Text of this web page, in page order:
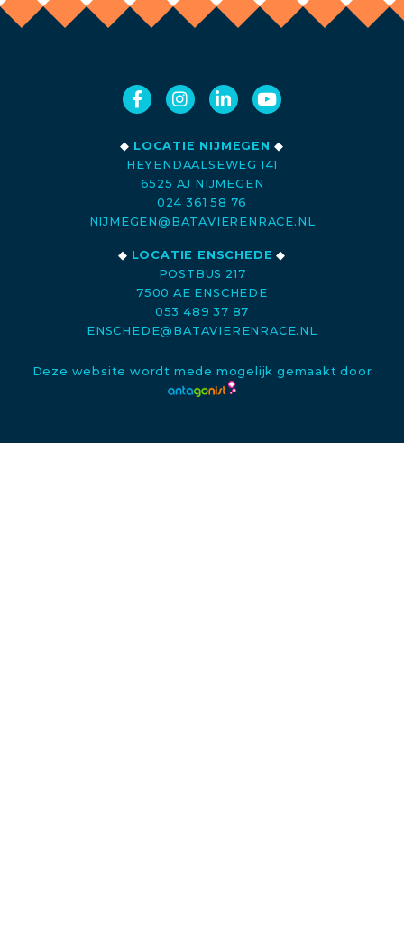
◆ LOCATIE NIJMEGEN ◆
HEYENDAALSEWEG 141
6525 AJ NIJMEGEN
024 361 58 76
NIJMEGEN@BATAVIERENRACE.NL
◆ LOCATIE ENSCHEDE ◆
POSTBUS 217
7500 AE ENSCHEDE
053 489 37 87
ENSCHEDE@BATAVIERENRACE.NL
Deze website wordt mede mogelijk gemaakt door